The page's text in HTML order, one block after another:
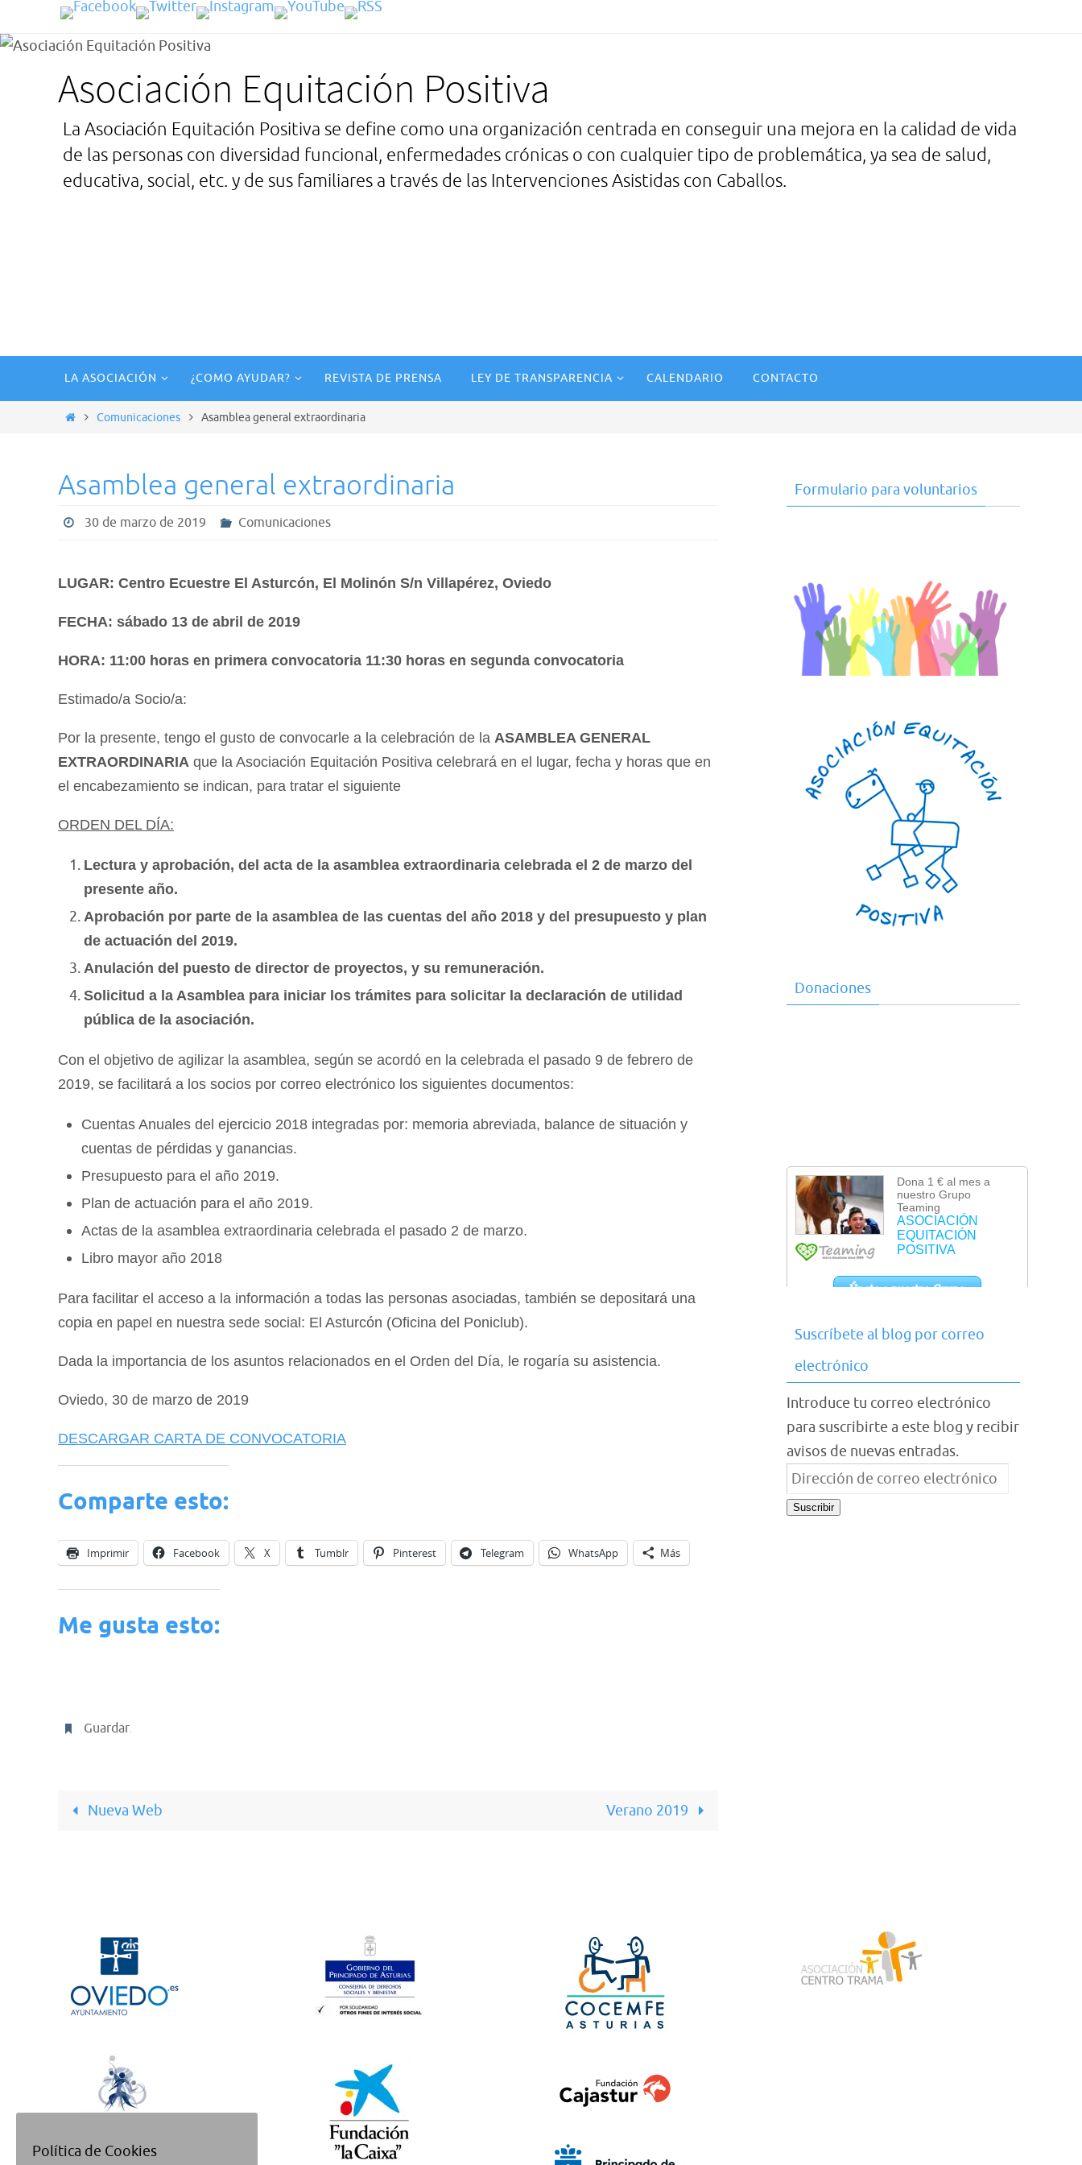
Ir
contenidoAsociación Equitación Positiva
La Asociación Equitación Positiva se define como una organización centrada en conseguir una mejora en la calidad de vida
de las personas con diversidad funcional, enfermedades crónicas o con cualquier tipo de problemática, ya sea de salud,
educativa, social, etc. y de sus familiares a través de las Intervenciones Asistidas con Caballos.
contenido
LA ASOCIACIÓN ¿COMO AYUDAR? REVISTA DE PRENSA LEY DE TRANSPARENCIA CALENDARIO CONTACTO
InicioComunicaciones Asamblea general extraordinaria
Asamblea general extraordinaria
30 de marzo de 2019 Comunicaciones
LUGAR: Centro Ecuestre El Asturcón, El Molinón S/n Villapérez, Oviedo
FECHA: sábado 13 de abril de 2019
HORA: 11:00 horas en primera convocatoria 11:30 horas en segunda convocatoria
Estimado/a Socio/a:
Por la presente, tengo el gusto de convocarle a la celebración de la ASAMBLEA GENERAL
EXTRAORDINARIA que la Asociación Equitación Positiva celebrará en el lugar, fecha y horas que en
el encabezamiento se indican, para tratar el siguiente
ORDEN DEL DÍA:
Lectura y aprobación, del acta de la asamblea extraordinaria celebrada el 2 de marzo del
presente año.
Aprobación por parte de la asamblea de las cuentas del año 2018 y del presupuesto y plan
de actuación del 2019.
Anulación del puesto de director de proyectos, y su remuneración.
Solicitud a la Asamblea para iniciar los trámites para solicitar la declaración de utilidad
pública de la asociación.
Con el objetivo de agilizar la asamblea, según se acordó en la celebrada el pasado 9 de febrero de
2019, se facilitará a los socios por correo electrónico los siguientes documentos:
Cuentas Anuales del ejercicio 2018 integradas por: memoria abreviada, balance de situación y
cuentas de pérdidas y ganancias.
Presupuesto para el año 2019.
Plan de actuación para el año 2019.
Actas de la asamblea extraordinaria celebrada el pasado 2 de marzo.
Libro mayor año 2018
Para facilitar el acceso a la información a todas las personas asociadas, también se depositará una
copia en papel en nuestra sede social: El Asturcón (Oficina del Poniclub).
Dada la importancia de los asuntos relacionados en el Orden del Día, le rogaría su asistencia.
Oviedo, 30 de marzo de 2019
DESCARGAR CARTA DE CONVOCATORIA
Comparte esto:
Imprimir Facebook X Tumblr Pinterest Telegram WhatsApp Más
Me gusta esto:
Guardar.
Nueva Web Verano 2019
Formulario para voluntarios
Donaciones
Suscríbete al blog por correo
electrónico
Introduce tu correo electrónico
para suscribirte a este blog y recibir
avisos de nuevas entradas.
Dirección
deSuscribir
Política de Cookies